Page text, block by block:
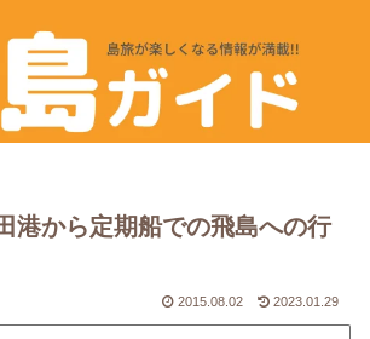
港から定期船での飛島への行
2015.08.02 2023.01.29